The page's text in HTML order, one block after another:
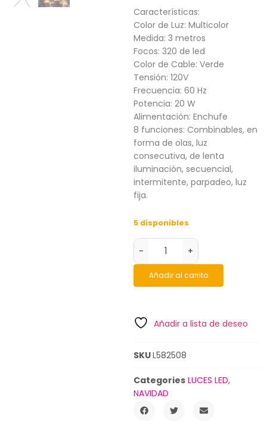
Características:
Color de Luz: Multicolor
Medida: 3 metros
Focos: 320 de led
Color de Cable: Verde
Tensión: 120V
Frecuencia: 60 Hz
Potencia: 20 W
Alimentación: Enchufe
8 funciones: Combinables, en
forma de olas, luz
consecutiva, de lenta
iluminación, secuencial,
intermitente, parpadeo, luz
fija.
5 disponibles
- +
Añadir al carrito
Añadir a lista de deseo
SKUL582508
Categories LUCES LED,
NAVIDAD